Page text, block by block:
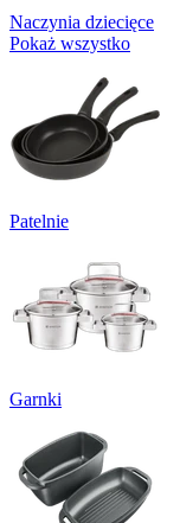
Naczynia dziecięce
Pokaż wszystko
Patelnie
Garnki